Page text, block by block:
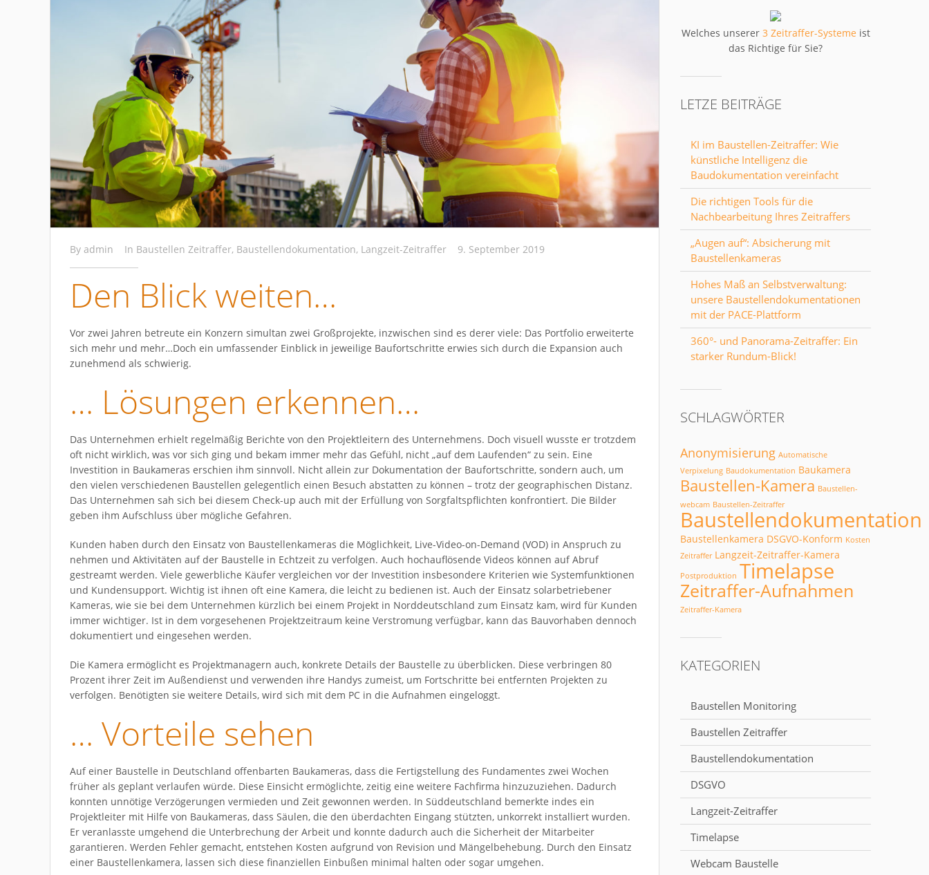
Byadmin In Baustellen Zeitraffer, Baustellendokumentation, Langzeit-Zeitraffer 9. September 2019
Den Blick weiten…
Vor zwei Jahren betreute ein Konzern simultan zwei Großprojekte, inzwischen sind es derer viele: Das Portfolio erweiterte
sich mehr und mehr…Doch ein umfassender Einblick in jeweilige Baufortschritte erwies sich durch die Expansion auch
zunehmend als schwierig.
… Lösungen erkennen…
Das Unternehmen erhielt regelmäßig Berichte von den Projektleitern des Unternehmens. Doch visuell wusste er trotzdem
oft nicht wirklich, was vor sich ging und bekam immer mehr das Gefühl, nicht „auf dem Laufenden“ zu sein. Eine
Investition in Baukameras erschien ihm sinnvoll. Nicht allein zur Dokumentation der Baufortschritte, sondern auch, um
den vielen verschiedenen Baustellen gelegentlich einen Besuch abstatten zu können – trotz der geographischen Distanz.
Das Unternehmen sah sich bei diesem Check-up auch mit der Erfüllung von Sorgfaltspflichten konfrontiert. Die Bilder
geben ihm Aufschluss über mögliche Gefahren.
Kunden haben durch den Einsatz von Baustellenkameras die Möglichkeit, Live-Video-on-Demand (VOD) in Anspruch zu
nehmen und Aktivitäten auf der Baustelle in Echtzeit zu verfolgen. Auch hochauflösende Videos können auf Abruf
gestreamt werden. Viele gewerbliche Käufer vergleichen vor der Investition insbesondere Kriterien wie Systemfunktionen
und Kundensupport. Wichtig ist ihnen oft eine Kamera, die leicht zu bedienen ist. Auch der Einsatz solarbetriebener
Kameras, wie sie bei dem Unternehmen kürzlich bei einem Projekt in Norddeutschland zum Einsatz kam, wird für Kunden
immer wichtiger. Ist in dem vorgesehenen Projektzeitraum keine Verstromung verfügbar, kann das Bauvorhaben dennoch
dokumentiert und eingesehen werden.
Die Kamera ermöglicht es Projektmanagern auch, konkrete Details der Baustelle zu überblicken. Diese verbringen 80
Prozent ihrer Zeit im Außendienst und verwenden ihre Handys zumeist, um Fortschritte bei entfernten Projekten zu
verfolgen. Benötigten sie weitere Details, wird sich mit dem PC in die Aufnahmen eingeloggt.
… Vorteile sehen
Auf einer Baustelle in Deutschland offenbarten Baukameras, dass die Fertigstellung des Fundamentes zwei Wochen
früher als geplant verlaufen würde. Diese Einsicht ermöglichte, zeitig eine weitere Fachfirma hinzuzuziehen. Dadurch
konnten unnötige Verzögerungen vermieden und Zeit gewonnen werden. In Süddeutschland bemerkte indes ein
Projektleiter mit Hilfe von Baukameras, dass Säulen, die den überdachten Eingang stützten, unkorrekt installiert wurden.
Er veranlasste umgehend die Unterbrechung der Arbeit und konnte dadurch auch die Sicherheit der Mitarbeiter
garantieren. Werden Fehler gemacht, entstehen Kosten aufgrund von Revision und Mängelbehebung. Durch den Einsatz
einer Baustellenkamera, lassen sich diese finanziellen Einbußen minimal halten oder sogar umgehen.
Welches unserer 3 Zeitraffer-Systeme ist
das Richtige für Sie?
LETZE BEITRÄGE
KI im Baustellen-Zeitraffer: Wie
künstliche Intelligenz die
Baudokumentation vereinfacht
Die richtigen Tools für die
Nachbearbeitung Ihres Zeitraffers
„Augen auf“: Absicherung mit
Baustellenkameras
Hohes Maß an Selbstverwaltung:
unsere Baustellendokumentationen
mit der PACE-Plattform
360°- und Panorama-Zeitraffer: Ein
starker Rundum-Blick!
SCHLAGWÖRTER
Anonymisierung Automatische
Verpixelung Baudokumentation Baukamera
Baustellen-Kamera Baustellen-
webcam Baustellen-Zeitraffer
Baustellendokumentation
Baustellenkamera DSGVO-Konform Kosten
Zeitraffer Langzeit-Zeitraffer-Kamera
Postproduktion Timelapse
Zeitraffer-Aufnahmen
Zeitraffer-Kamera
KATEGORIEN
Baustellen Monitoring
Baustellen Zeitraffer
Baustellendokumentation
DSGVO
Langzeit-Zeitraffer
Timelapse
Webcam Baustelle